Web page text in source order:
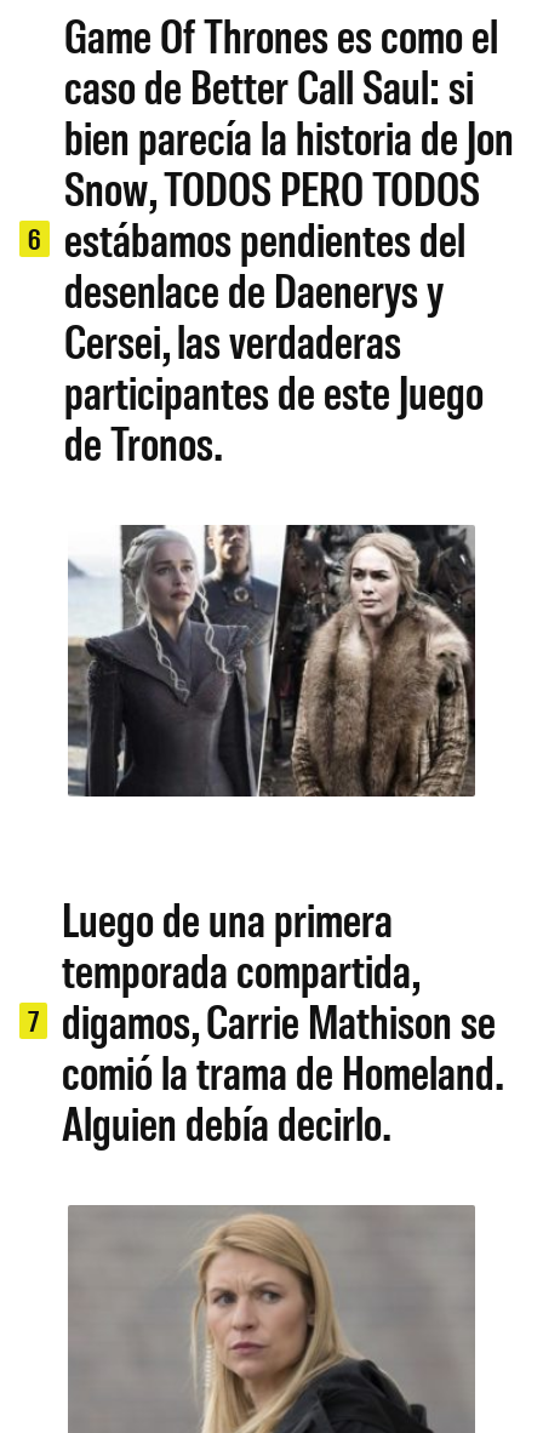
6
Game Of Thrones es como el
caso de Better Call Saul: si
bien parecía la historia de Jon
Snow, TODOS PERO TODOS
estábamos pendientes del
desenlace de Daenerys y
Cersei, las verdaderas
participantes de este Juego
de Tronos.
7
Luego de una primera
temporada compartida,
digamos, Carrie Mathison se
comió la trama de Homeland.
Alguien debía decirlo.